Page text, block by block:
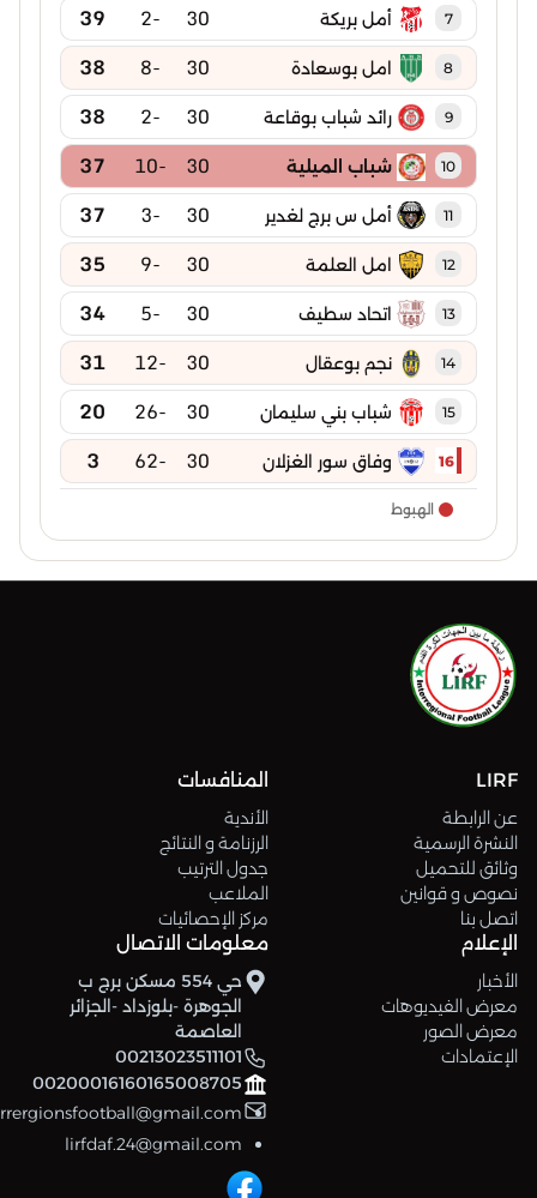
7 أمل بريكة 30
-2
39
8 امل بوسعادة 30
-8
38
9 رائد شباب بوقاعة 30
-2
38
10 شباب الميلية 30
-10
37
11 أمل س برج لغدير 30
-3
37
12 امل العلمة 30
-9
35
13 اتحاد سطيف 30
-5
34
14 نجم بوعقال 30
-12
31
15 شباب بني سليمان 30
-26
20
16 وفاق سور الغزلان 30
-62
3
الهبوط
LIRF
عن الرابطة
النشرة الرسمية
وثائق للتحميل
نصوص و قوانين
اتصل بنا
المنافسات
الأندية
الرزنامة و النتائج
جدول الترتيب
الملاعب
مركز الإحصائيات
الإعلام
الأخبار
معرض الفيديوهات
معرض الصور
الإعتمادات
معلومات الاتصال
حي 554 مسكن برج ب
الجوهرة -بلوزداد -الجزائر
العاصمة
00213023511101
00200016160165008705
lirfdaf.24@gmail.com